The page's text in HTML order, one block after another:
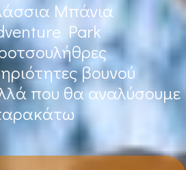
Μπάνια
Park
βουνού
που θα αναλύσουμε